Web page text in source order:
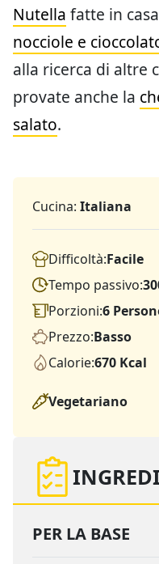
Nutella fatte in
nocciole e
alla ricerca di altre
provate anche la
salato.
Cucina: Italiana
Difficoltà:Facile
Tempo passivo:
Porzioni:6
Prezzo:Basso
Calorie:670 Kcal
Vegetariano
PER LA BASE